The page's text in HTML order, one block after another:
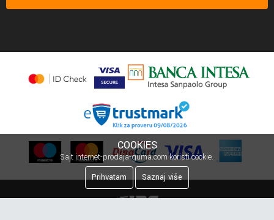
COOKIES
Sajt internet-prodaja-guma.com koristi cookie.
Prihvatam
Saznaj više